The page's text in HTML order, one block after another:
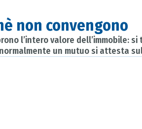
non convengono
l’intero valore
un mutuo si attesta